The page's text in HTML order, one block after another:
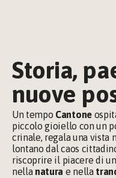
Storia,
nuove
Un tempo Cantone
piccolo gioiello con un
crinale, regala una vista
lontano dal caos
riscoprire il piacere di
nella natura e nella